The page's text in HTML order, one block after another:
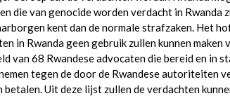
die van genocide worden verdacht in Rwanda
kent dan de normale strafzaken. Het
in Rwanda geen gebruik zullen kunnen
van 68 Rwandese advocaten die bereid en in
tegen de door de Rwandese autoriteiten
Uit deze lijst zullen de verdachten